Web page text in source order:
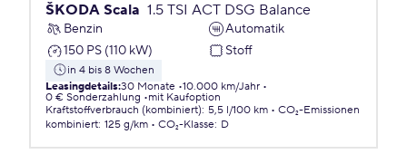
ŠKODA Scala 1.5 TSI ACT DSG Balance
Benzin
Automatik
150 PS (110 kW)
Stoff
in 4 bis 8 Wochen
Leasingdetails:30 Monate 10.000 km/Jahr
0 € Sonderzahlung
mit Kaufoption
Kraftstoffverbrauch (kombiniert): 5,5 l/100 km
CO₂-Emissionen
kombiniert: 125 g/km CO₂-Klasse: D